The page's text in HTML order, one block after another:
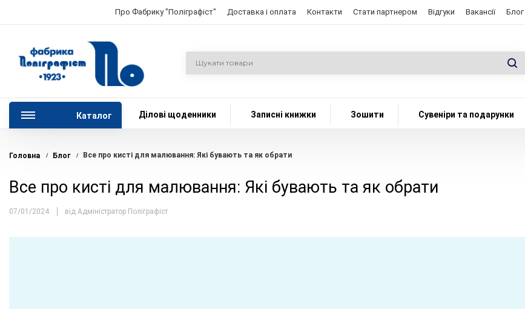
Про Фабрику "Поліграфіст" Доставка і оплата Контакти Стати партнером Відгуки Вакансії Блог
Каталог Ділові щоденники Записні книжки Зошити Сувеніри та подарунки
Головна Блог Все про кисті для малювання: Які бувають та як обрати
Все про кисті для малювання: Які бувають та як обрати
07/01/2024 від Адміністратор Поліграфіст